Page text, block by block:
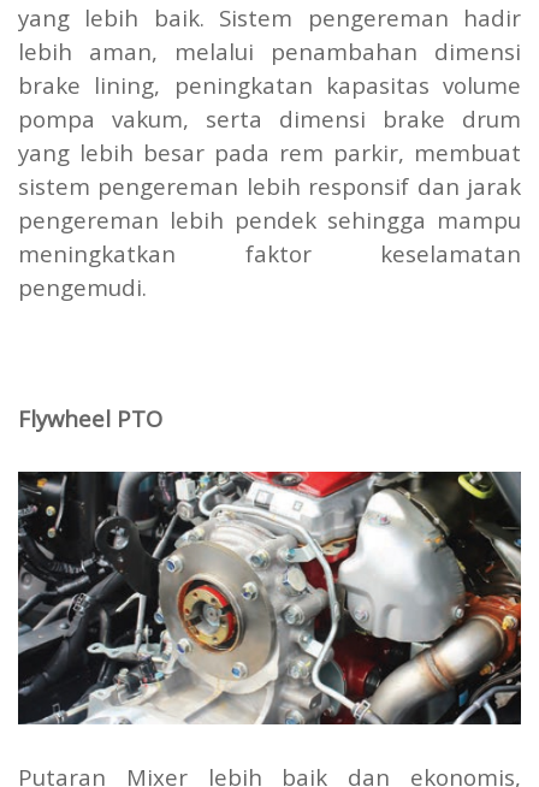
yang lebih baik. Sistem pengereman hadir
lebih aman, melalui penambahan dimensi
brake lining, peningkatan kapasitas volume
pompa vakum, serta dimensi brake drum
yang lebih besar pada rem parkir, membuat
sistem pengereman lebih responsif dan jarak
pengereman lebih pendek sehingga mampu
meningkatkan faktor keselamatan
pengemudi.
Flywheel PTO
Putaran Mixer lebih baik dan ekonomis,